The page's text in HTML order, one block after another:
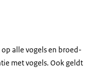
alle vogels en broed-
met vogels. Ook geldt